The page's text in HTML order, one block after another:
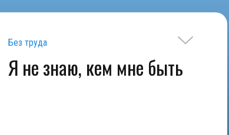
Без труда
Я не знаю, кем мне быть